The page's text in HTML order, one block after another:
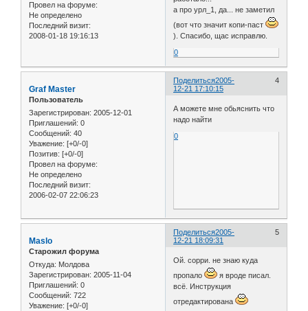
Провел на форуме:
Не определено
Последний визит:
2008-01-18 19:16:13
а про урл_1, да... не заметил
(вот что значит копи-паст
). Спасибо, щас исправлю.
0
Поделиться 4
2005-
12-21 17:10:15
Graf Master
Пользователь
Зарегистрирован: 2005-12-01
Приглашений: 0
Сообщений: 40
Уважение: [+0/-0]
Позитив: [+0/-0]
Провел на форуме:
Не определено
Последний визит:
2006-02-07 22:06:23
А можете мне обьяснить что
надо найти
0
Поделиться 5
2005-
12-21 18:09:31
Maslo
Старожил форума
Откуда: Молдова
Зарегистрирован: 2005-11-04
Приглашений: 0
Сообщений: 722
Уважение: [+0/-0]
Ой. сорри. не знаю куда
пропало
я вроде писал.
всё. Инструкция
отредактирована